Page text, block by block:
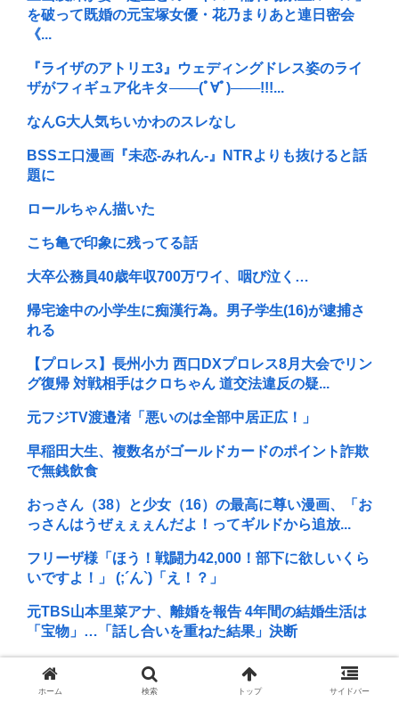
を破って既婚の元宝塚女優・花乃まりあと連日密会
《...
『ライザのアトリエ3』ウェディングドレス姿のライ
ザがフィギュア化キタ───(ﾟ∀ﾟ)───!!!...
なんG大人気ちいかわのスレなし
BSSエ口漫画『未恋-みれん-』NTRよりも抜けると話
題に
ロールちゃん描いた
こち亀で印象に残ってる話
大卒公務員40歳年収700万ワイ、咽び泣く…
帰宅途中の小学生に痴漢行為。男子学生(16)が逮捕さ
れる
【プロレス】長州小力 西口DXプロレス8月大会でリン
グ復帰 対戦相手はクロちゃん 道交法違反の疑...
元フジTV渡邉渚「悪いのは全部中居正広！」
早稲田大生、複数名がゴールドカードのポイント詐欺
で無銭飲食
おっさん（38）と少女（16）の最高に尊い漫画、「お
っさんはうぜぇぇぇんだよ！ってギルドから追放...
フリーザ様「ほう！戦闘力42,000！部下に欲しいくら
いですよ！」 (;´ん`)「え！？」
元TBS山本里菜アナ、離婚を報告 4年間の結婚生活は
「宝物」…「話し合いを重ねた結果」決断
日本の芸能人、続々と日本脱出
ホーム 検索 トップ サイドバー